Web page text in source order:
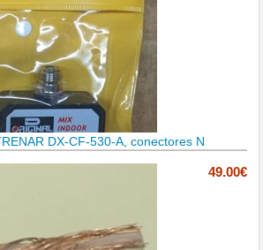
DX-CF-530-A, conectores N
49.00€